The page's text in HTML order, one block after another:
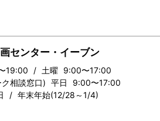
センター・イーブン
19:00 / 土曜 9:00〜17:00
ク相談窓口) 平日 9:00〜17:00
/ 年末年始(12/28～1/4)